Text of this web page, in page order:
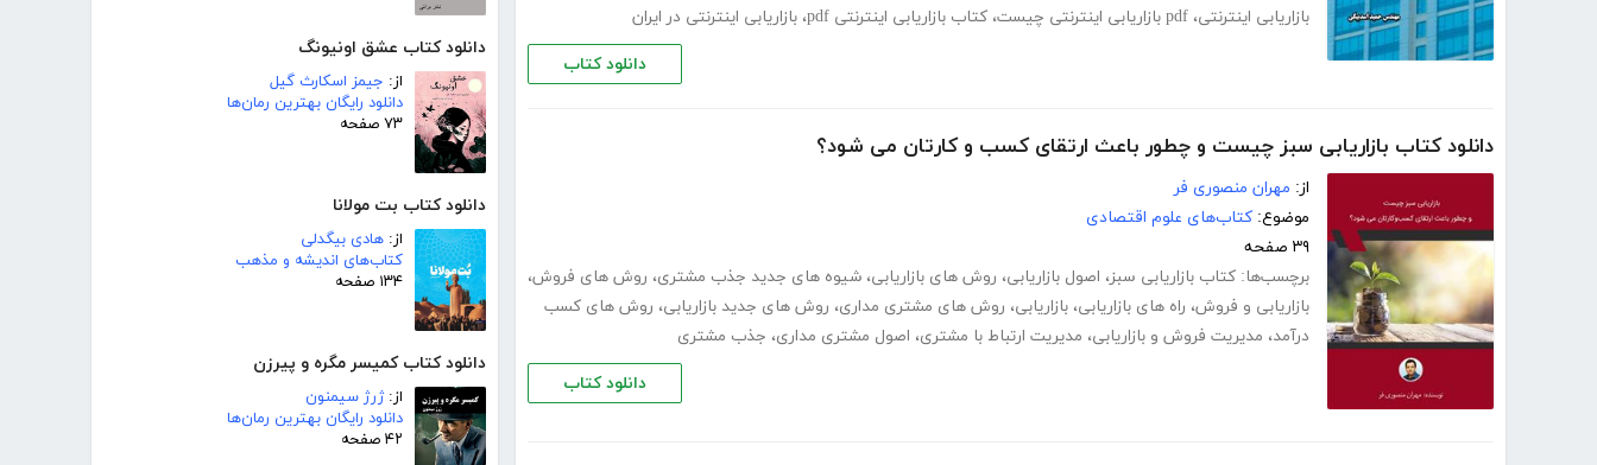
دانلود کتاب عشق اونیونگ
از: جیمز اسکارث گیل
دانلود رایگان بهترین رمان‌ها
۷۳ صفحه
دانلود کتاب بت مولانا
از: هادی بیگدلی
کتاب‌های اندیشه و مذهب
۱۳۴ صفحه
دانلود کتاب کمیسر مگره و پیرزن
از:ژرژ سیمنون
دانلود رایگان بهترین رمان‌ها
۴۲ صفحه
بازاریابی اینترنتی، pdf بازاریابی اینترنتی چیست ، کتاب بازاریابی اینترنتی pdf ، بازاریابی اینترنتی در ایران
دانلود کتاب
دانلود کتاب بازاریابی سبز چیست و چطور باعث ارتقای کسب و‌ کارتان می شود؟
از: مهران منصوری فر
موضوع: کتاب‌های علوم اقتصادی
۳۹ صفحه
برچسب‌ها: کتاب بازاریابی سبز، اصول بازاریابی، روش های بازاریابی، شیوه های جدید جذب مشتری، روش های فروش،
بازاریابی و فروش، راه های بازاریابی، بازاریابی، روش های مشتری مداری، روش های جدید بازاریابی، روش های کسب
درآمد، مدیریت فروش و بازاریابی، مدیریت ارتباط با مشتری، اصول مشتری مداری، جذب مشتری
دانلود کتاب